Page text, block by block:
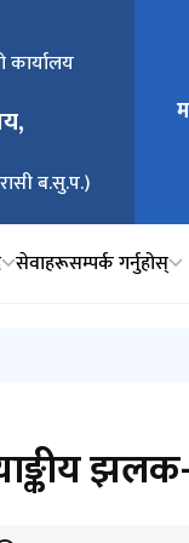
कार्यालय
ब.सु.प.)
मुख्य
सेवाहरूसम्पर्क गर्नुहोस्